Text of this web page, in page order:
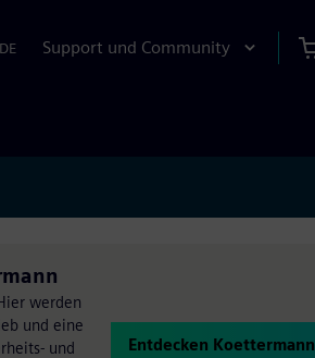
DE Support und Community
werden
und eine
und
Entdecken Koettermann